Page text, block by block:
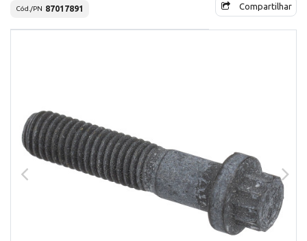
Cód./PN 87017891 Compartilhar